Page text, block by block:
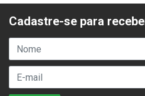
Cadastre-se para